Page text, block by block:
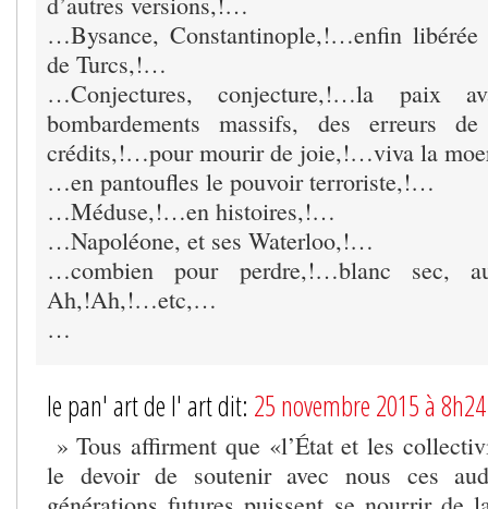
…Bysance, Constantinople,!…enfin libérée
de Turcs,!…
…Conjectures, conjecture,!…la paix
bombardements massifs, des erreurs
crédits,!…pour mourir de joie,!…viva la
…en pantoufles le pouvoir terroriste,!…
…Méduse,!…en histoires,!…
…Napoléone, et ses Waterloo,!…
…combien pour perdre,!…blanc sec,
Ah,!Ah,!…etc,…
…
le pan' art de l' art dit: 25 novembre 2015 à 8h24
» Tous affirment que «l’État et les
le devoir de soutenir avec nous ces